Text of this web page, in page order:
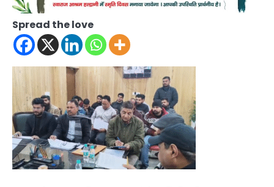
Spread the love